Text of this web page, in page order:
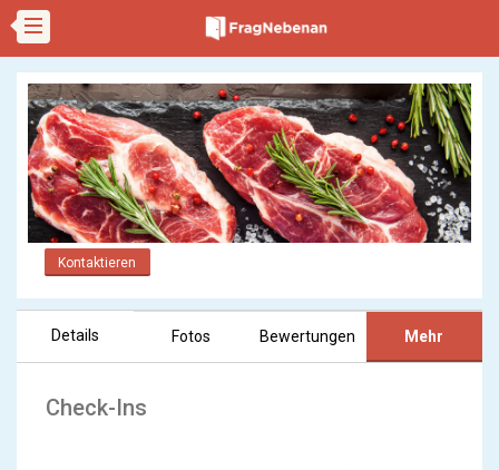
Kontaktieren
Details Fotos Bewertungen Mehr
Check-Ins